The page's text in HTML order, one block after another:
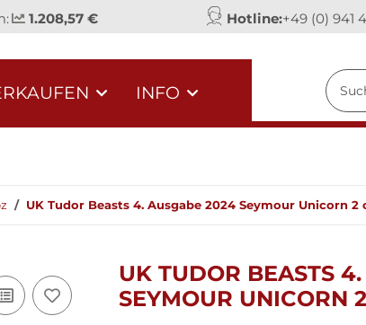
1.208,57 € Hotline:+49 (0) 941
INFO
UK Tudor Beasts 4. Ausgabe 2024 Seymour Unicorn 2
UK TUDOR BEASTS
SEYMOUR UNICORN